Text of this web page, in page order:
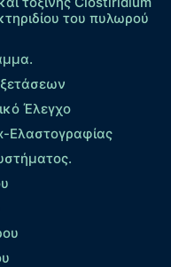
του πυλωρού
Έλεγχο
Ελαστογραφίας